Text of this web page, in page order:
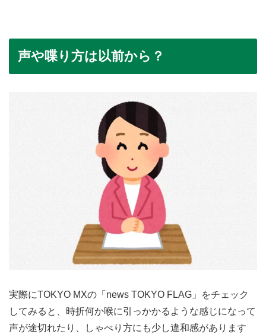
声や喋り方は以前から？
実際にTOKYO MXの「news TOKYO FLAG」をチェック
してみると、時折何か喉に引っかかるような感じになって
声が途切れたり、しゃべり方にも少し違和感があります